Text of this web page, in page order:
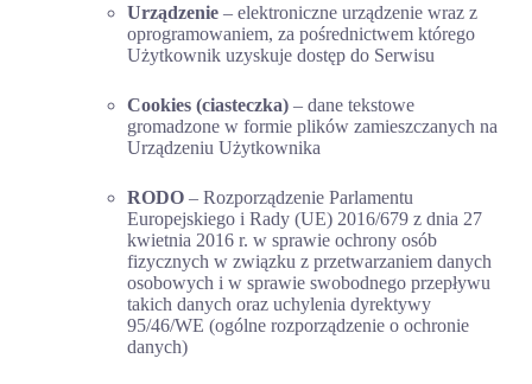
Urządzenie– elektroniczne urządzenie wraz z
oprogramowaniem, za pośrednictwem którego
Użytkownik uzyskuje dostęp do Serwisu
Cookies (ciasteczka)– dane tekstowe
gromadzone w formie plików zamieszczanych na
Urządzeniu Użytkownika
RODO– Rozporządzenie Parlamentu
Europejskiego i Rady (UE) 2016/679 z dnia 27
kwietnia 2016 r. w sprawie ochrony osób
fizycznych w związku z przetwarzaniem danych
osobowych i w sprawie swobodnego przepływu
takich danych oraz uchylenia dyrektywy
95/46/WE (ogólne rozporządzenie o ochronie
danych)